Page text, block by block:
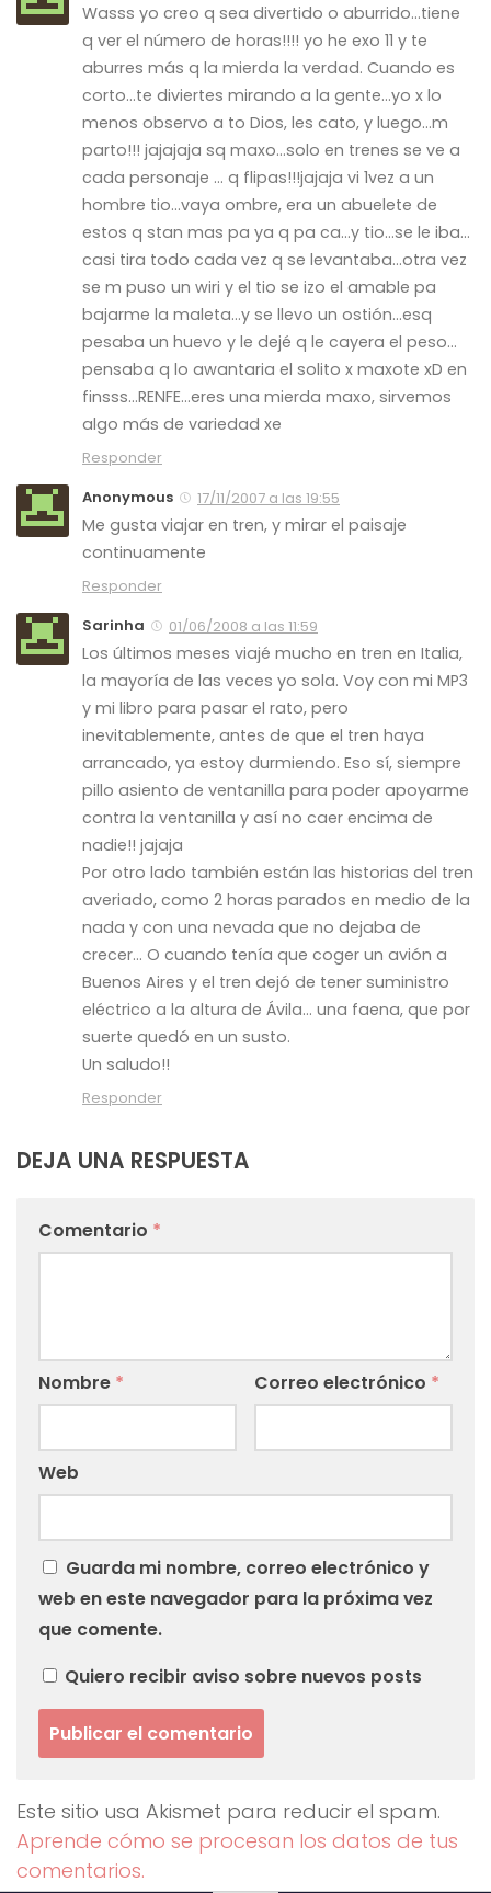
Wasss yo creo q sea divertido o aburrido…tiene
q ver el número de horas!!!! yo he exo 11 y te
aburres más q la mierda la verdad. Cuando es
corto…te diviertes mirando a la gente…yo x lo
menos observo a to Dios, les cato, y luego…m
parto!!! jajajaja sq maxo…solo en trenes se ve a
cada personaje … q flipas!!!jajaja vi 1vez a un
hombre tio…vaya ombre, era un abuelete de
estos q stan mas pa ya q pa ca…y tio…se le iba…
casi tira todo cada vez q se levantaba…otra vez
se m puso un wiri y el tio se izo el amable pa
bajarme la maleta…y se llevo un ostión…esq
pesaba un huevo y le dejé q le cayera el peso…
pensaba q lo awantaria el solito x maxote xD en
finsss…RENFE…eres una mierda maxo, sirvemos
algo más de variedad xe
Responder
Anonymous
17/11/2007 a las 19:55
Me gusta viajar en tren, y mirar el paisaje
continuamente
Responder
Sarinha
01/06/2008 a las 11:59
Los últimos meses viajé mucho en tren en Italia,
la mayoría de las veces yo sola. Voy con mi MP3
y mi libro para pasar el rato, pero
inevitablemente, antes de que el tren haya
arrancado, ya estoy durmiendo. Eso sí, siempre
pillo asiento de ventanilla para poder apoyarme
contra la ventanilla y así no caer encima de
nadie!! jajaja
Por otro lado también están las historias del tren
averiado, como 2 horas parados en medio de la
nada y con una nevada que no dejaba de
crecer… O cuando tenía que coger un avión a
Buenos Aires y el tren dejó de tener suministro
eléctrico a la altura de Ávila… una faena, que por
suerte quedó en un susto.
Un saludo!!
Responder
DEJA UNA RESPUESTA
Comentario *
Nombre * Correo electrónico *
Web
Guarda mi nombre, correo electrónico y
web en este navegador para la próxima vez
que comente.
Quiero recibir aviso sobre nuevos posts
Este sitio usa Akismet para reducir el spam.
Aprende cómo se procesan los datos de tus
comentarios.